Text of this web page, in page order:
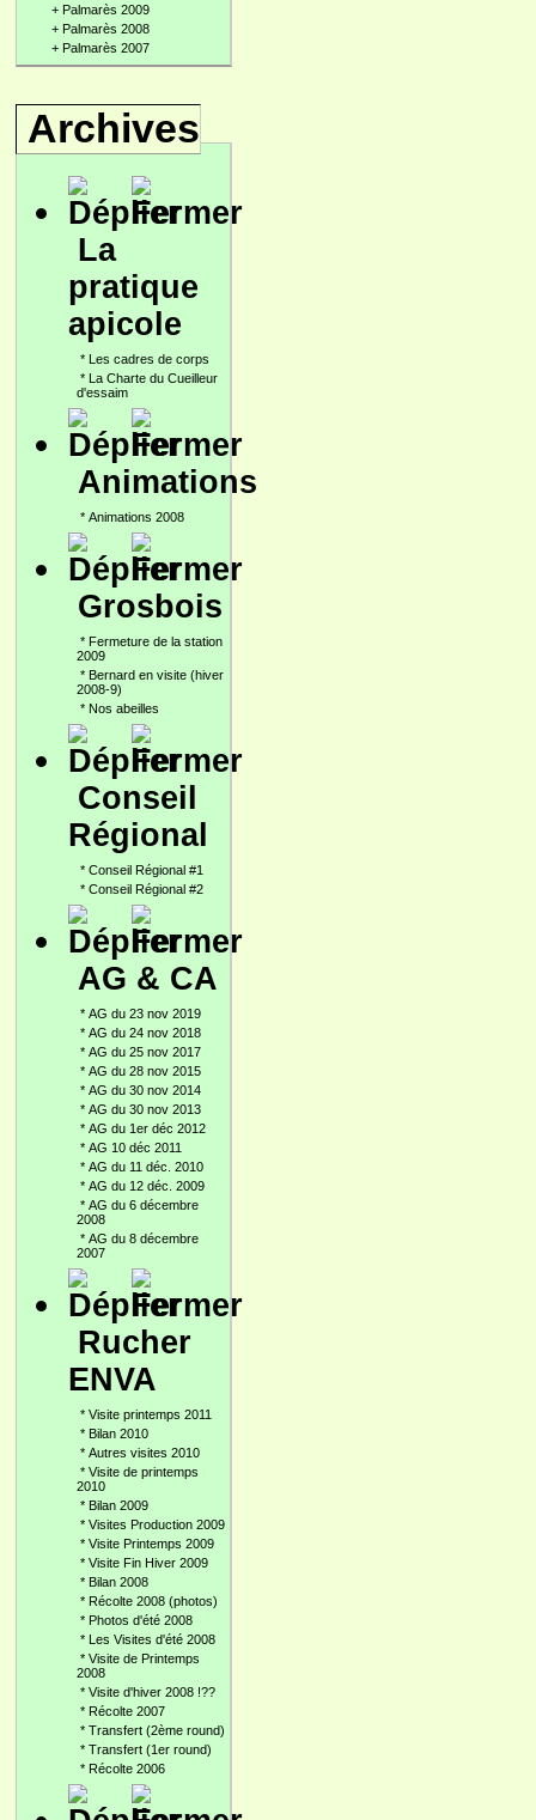
+ Palmarès 2009
+ Palmarès 2008
+ Palmarès 2007
Archives
La
pratique
apicole
* Les cadres de corps
* La Charte du Cueilleur
d'essaim
Animations
* Animations 2008
Grosbois
* Fermeture de la station
2009
* Bernard en visite (hiver
2008-9)
* Nos abeilles
Conseil
Régional
* Conseil Régional #1
* Conseil Régional #2
AG & CA
* AG du 23 nov 2019
* AG du 24 nov 2018
* AG du 25 nov 2017
* AG du 28 nov 2015
* AG du 30 nov 2014
* AG du 30 nov 2013
* AG du 1er déc 2012
* AG 10 déc 2011
* AG du 11 déc. 2010
* AG du 12 déc. 2009
* AG du 6 décembre
2008
* AG du 8 décembre
2007
Rucher
ENVA
* Visite printemps 2011
* Bilan 2010
* Autres visites 2010
* Visite de printemps
2010
* Bilan 2009
* Visites Production 2009
* Visite Printemps 2009
* Visite Fin Hiver 2009
* Bilan 2008
* Récolte 2008 (photos)
* Photos d'été 2008
* Les Visites d'été 2008
* Visite de Printemps
2008
* Visite d'hiver 2008 !??
* Récolte 2007
* Transfert (2ème round)
* Transfert (1er round)
* Récolte 2006